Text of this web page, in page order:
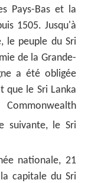
Pays-Bas et la
1505. Jusqu'à
le peuple du Sri
de la Grande-
a été obligée
que le Sri Lanka
suivante, le Sri
nationale, 21
capitale du Sri